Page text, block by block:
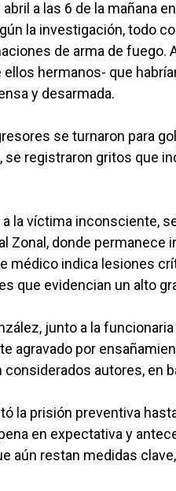
a las 6 de la mañana
la investigación, todo
de arma de fuego.
hermanos- que
y desarmada.
se turnaron para
se registraron gritos que
la víctima inconsciente,
Zonal, donde permanece
médico indica lesiones
que evidencian un alto
junto a la
agravado por
autores, en
la prisión preventiva
en expectativa y
aún restan medidas